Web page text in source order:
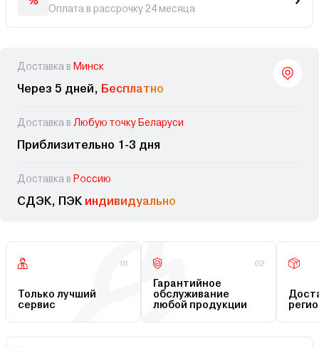
Оплата в рассрочку 24 месяца
Доставка в Минск
Через 5 дней, Бесплатно
Доставка в Любую точку Беларуси
Приблизительно 1-3 дня
Доставка в Россию
СДЭК, ПЭК индивидуально
01
Только лучший
сервис
02
Гарантийное
обслуживание
любой продукции